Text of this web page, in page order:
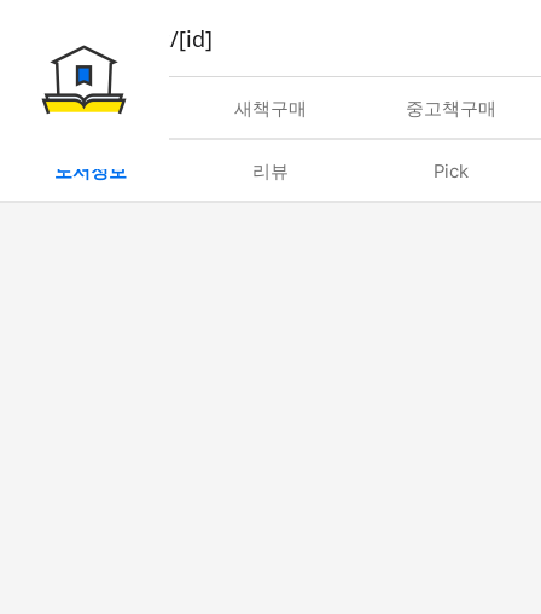
book/rent/[id]
대여 새책구매 중고책구매
도서정보 리뷰 Pick